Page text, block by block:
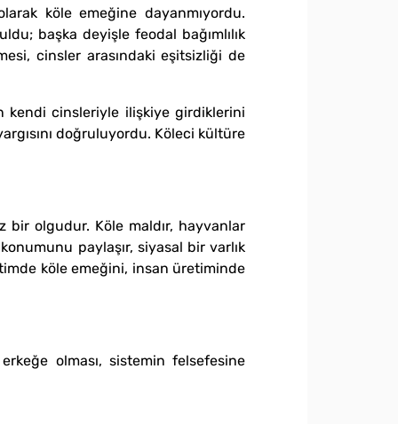
köle emeğine dayanmıyordu.
başka deyişle feodal bağımlılık
cinsler arasındaki eşitsizliği de
kendi cinsleriyle ilişkiye girdiklerini
doğruluyordu. Köleci kültüre
bir olgudur. Köle maldır, hayvanlar
paylaşır, siyasal bir varlık
köle emeğini, insan üretiminde
olması, sistemin felsefesine